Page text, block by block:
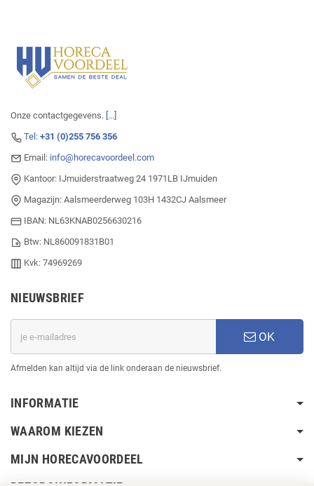
Onze contactgegevens. [...]
Tel: +31 (0)255 756 356
Email: info@horecavoordeel.com
Kantoor: IJmuiderstraatweg 24 1971LB IJmuiden
Magazijn: Aalsmeerderweg 103H 1432CJ Aalsmeer
IBAN: NL63KNAB0256630216
Btw: NL860091831B01
Kvk: 74969269
NIEUWSBRIEF
OK
Afmelden kan altijd via de link onderaan de nieuwsbrief.
INFORMATIE
WAAROM KIEZEN
MIJN HORECAVOORDEEL